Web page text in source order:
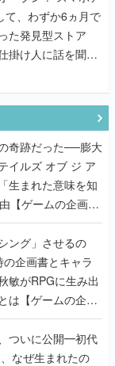
て、わずか6ヵ月で
た発見型ストア
掛け人に話を聞い
奇跡だった──膨大
イルズ オブ ジ ア
生まれた意味を知
【ゲームの企画
ング」させるの
企画書とキャラ
敏がRPGに生み出
は【ゲームの企画
ついに公開━初代
なぜ生まれたの